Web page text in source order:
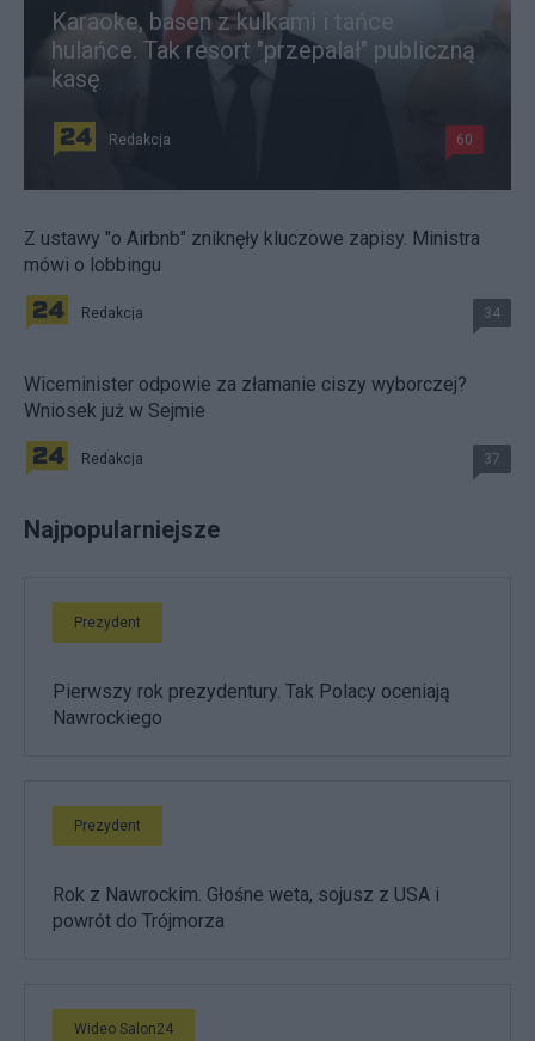
Karaoke, basen z kulkami i tańce
hulańce. Tak resort "przepalał" publiczną
kasę
Redakcja 60
Z ustawy "o Airbnb" zniknęły kluczowe zapisy. Ministra
mówi o lobbingu
Redakcja 34
Wiceminister odpowie za złamanie ciszy wyborczej?
Wniosek już w Sejmie
Redakcja 37
Najpopularniejsze
Prezydent
Pierwszy rok prezydentury. Tak Polacy oceniają
Nawrockiego
Prezydent
Rok z Nawrockim. Głośne weta, sojusz z USA i
powrót do Trójmorza
Wideo Salon24